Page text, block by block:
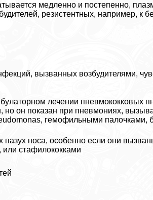
медленно и постепенно,
резистентных, например, к
вызванных возбудителями,
лечении пневмококковых
но он показан при пневмониях,
гемофильными палочками,
пазух носа, особенно если они
стафилококками